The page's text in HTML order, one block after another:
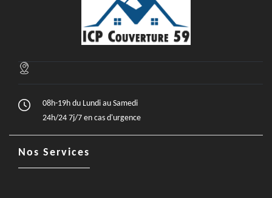
08h-19h du Lundi au Samedi
24h/24 7j/7 en cas d'urgence
Nos Services